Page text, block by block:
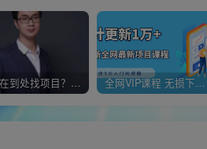
您还在到处找项目？还在当韭菜？我靠经营“一个小目标网创商城”年入百W+，曾经我也负债累累! 全网VIP课程 无损下载~